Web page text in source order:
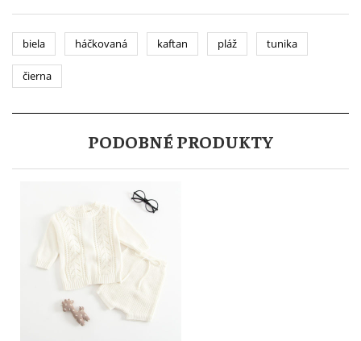
biela háčkovaná kaftan pláž tunika
čierna
PODOBNÉ PRODUKTY